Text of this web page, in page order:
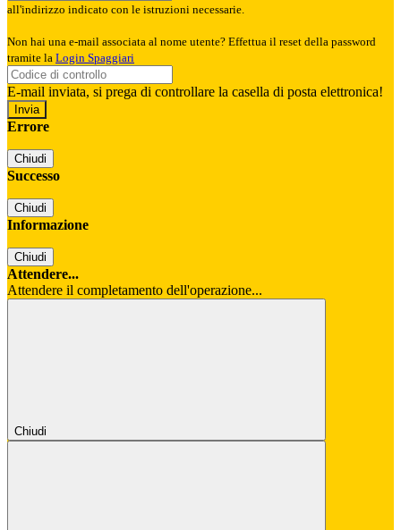
all'indirizzo indicato con le istruzioni necessarie.
Non hai una e-mail associata al nome utente? Effettua il reset della password
tramite la Login Spaggiari
E-mail inviata, si prega di controllare la casella di posta elettronica!
Errore
Chiudi
Successo
Chiudi
Informazione
Chiudi
Attendere...
Attendere il completamento dell'operazione...
Chiudi